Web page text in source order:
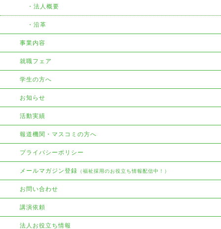
法人概要
沿革
事業内容
就職フェア
学生の方へ
お知らせ
活動実績
報道機関・マスコミの方へ
プライバシーポリシー
メールマガジン登録 （福祉採用のお役立ち情報配信中！）
お問い合わせ
講演依頼
法人お役立ち情報